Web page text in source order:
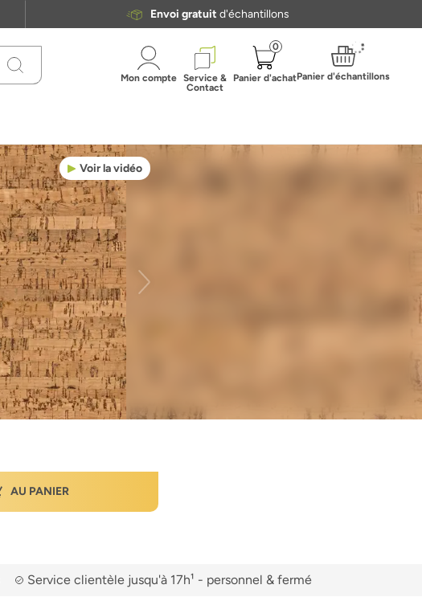
Envoi gratuit d'échantillons
Mon compte Service &
Contact
0
Panier d'achatPanier d'échantillons
Voir la vidéo
AU PANIER
Service clientèle jusqu'à 17h¹ - personnel & fermé